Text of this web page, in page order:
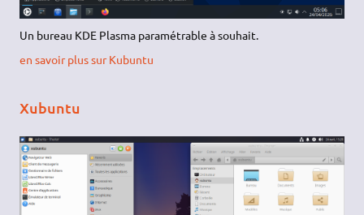
Un bureau KDE Plasma paramétrable à souhait.
en savoir plus sur Kubuntu
Xubuntu